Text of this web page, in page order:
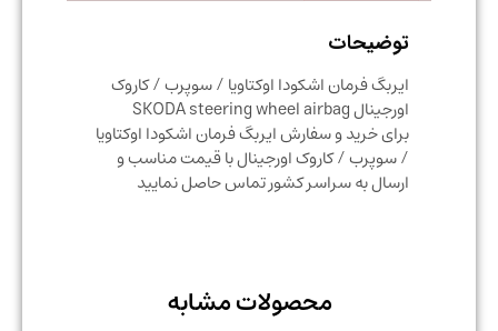
توضیحات
ایربگ فرمان اشکودا اوکتاویا / سوپرب / کاروک
اورجینال SKODA steering wheel airbag
برای خرید و سفارش ایربگ فرمان اشکودا اوکتاویا
/ سوپرب / کاروک اورجینال با قیمت مناسب و
ارسال به سراسر کشور تماس حاصل نمایید
محصولات مشابه